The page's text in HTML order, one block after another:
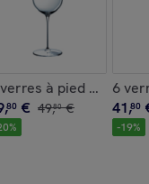
Time Noire -
16 cl Cabernet -
à pied 38 cl
,80 € 49,80 €
%
6
41,80
-19%